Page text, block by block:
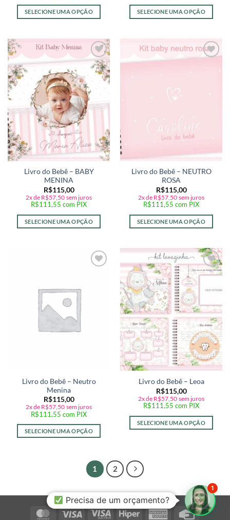
SELECIONE UMA OPÇÃO SELECIONE UMA OPÇÃO
Adicionar
a lista de
desejos
Livro do Bebê – BABY
MENINA
R$115,00
2x de R$57,50 sem juros
R$111,55 com PIX
SELECIONE UMA OPÇÃO
Livro do Bebê – NEUTRO
ROSA
R$115,00
2x de R$57,50 sem juros
R$111,55 com PIX
SELECIONE UMA OPÇÃO
Livro do Bebê – Neutro
Menina
R$115,00
2x de R$57,50 sem juros
R$111,55 com PIX
SELECIONE UMA OPÇÃO
Adicionar
a lista de
desejos
Livro do Bebê – Leoa
R$115,00
2x de R$57,50 sem juros
R$111,55 com PIX
SELECIONE UMA OPÇÃO
1 2
MasterCardVisa Visa Hiper AmericanCredit
Precisa de um orçamento?
1